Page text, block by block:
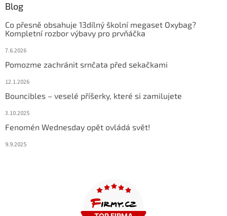
Blog
Co přesně obsahuje 13dílný školní megaset Oxybag?
Kompletní rozbor výbavy pro prvňáčka
7.6.2026
Pomozme zachránit srnčata před sekačkami
12.1.2026
Bouncibles – veselé příšerky, které si zamilujete
3.10.2025
Fenomén Wednesday opět ovládá svět!
9.9.2025